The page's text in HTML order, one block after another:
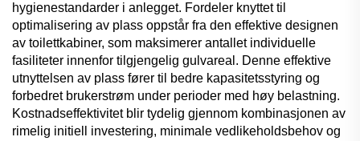
hygienestandarder i anlegget. Fordeler knyttet til
optimalisering av plass oppstår fra den effektive designen
av toilettkabiner, som maksimerer antallet individuelle
fasiliteter innenfor tilgjengelig gulvareal. Denne effektive
utnyttelsen av plass fører til bedre kapasitetsstyring og
forbedret brukerstrøm under perioder med høy belastning.
Kostnadseffektivitet blir tydelig gjennom kombinasjonen av
rimelig initiell investering, minimale vedlikeholdsbehov og